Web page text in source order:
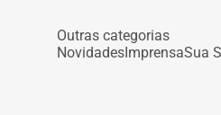
Outras categorias
NovidadesImprensaSua